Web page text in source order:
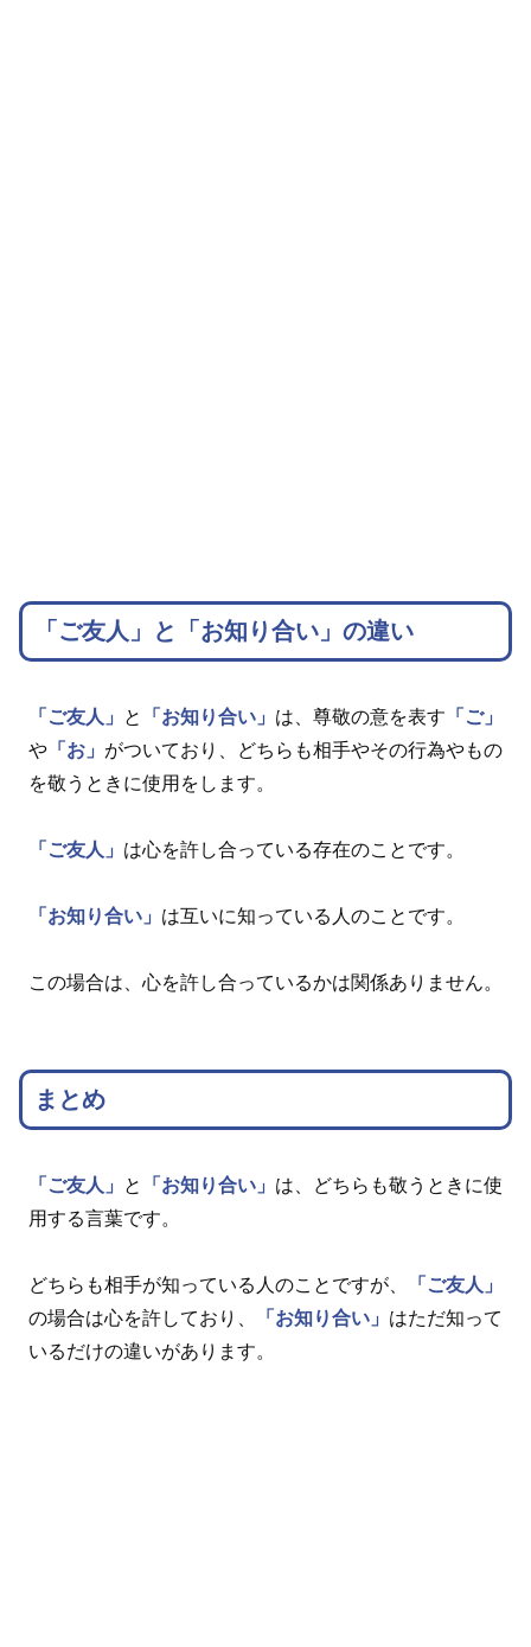
「ご友人」と「お知り合い」の違い
「ご友人」 と 「お知り合い」 は、尊敬の意を表す 「ご」
や 「お」 がついており、どちらも相手やその行為やもの
を敬うときに使用をします。
「ご友人」 は心を許し合っている存在のことです。
「お知り合い」 は互いに知っている人のことです。
この場合は、心を許し合っているかは関係ありません。
まとめ
「ご友人」 と 「お知り合い」 は、どちらも敬うときに使
用する言葉です。
どちらも相手が知っている人のことですが、
「ご友人」
の場合は心を許しており、
「お知り合い」 はただ知って
いるだけの違いがあります。